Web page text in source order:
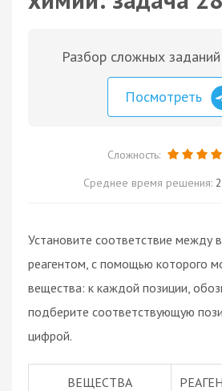
Разбор сложных заданий
Посмотреть
Сложность:
Среднее время решения:
Установите соответствие между
реагентом, с помощью которого
вещества: к каждой позиции,
подберите соответствующую
цифрой.
ВЕЩЕСТВА